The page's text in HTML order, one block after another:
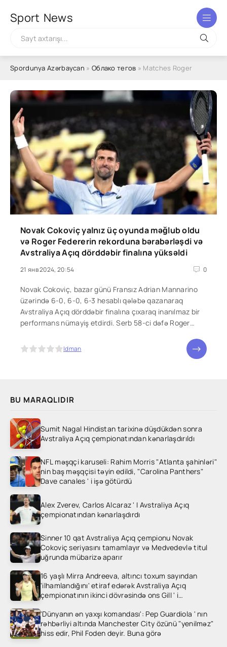
Sport News
BU MARAQLIDIR
Sumit Nagal Hindistan tarixinə düşdükdən sonra
Avstraliya Açıq çempionatından kənarlaşdırıldı
NFL məşqçi karuseli: Rahim Morris "Atlanta şahinləri"
nin baş məşqçisi təyin edildi, "Carolina Panthers"
Dave canales ' i işə götürdü
Alex Zverev, Carlos Alcaraz ' I Avstraliya Açıq
çempionatından kənarlaşdırdı
Sinner 10 qat Avstraliya Açıq çempionu Novak
Cokoviç seriyasını tamamlayır və Medvedevlə titul
uğrunda mübarizə aparır
16 yaşlı Mirra Andreeva, altıncı toxum sayından
'ilhamlandığını' etiraf edərək Avstraliya Açıq
çempionatının ikinci dövrəsində ons Gill ' i
'Dünyanın ən yaxşı komandası': Pep Guardiola ' nın
rəhbərliyi altında Manchester City özünü "yenilməz"
hiss edir, Phil Foden deyir. Buna görə
Spordunya Azərbaycan » Облако тегов » Matches Roger
Novak Cokoviç yalnız üç oyunda məğlub oldu
və Roger Federerin rekorduna bərabərləşdi və
Avstraliya Açıq dörddəbir finalına yüksəldi
21 янв 2024, 20:54 0
Novak Cokoviç, bazar günü Fransız Adrian Mannarino
üzərində 6-0, 6-0, 6-3 hesablı qələbə qazanaraq
Avstraliya Açıq dörddəbir finalına çıxaraq inanılmaz bir
performans nümayiş etdirdi. Serb 58-ci dəfə Roger
Grand Slam turnirlərinin son səkkizliyinə
Idman